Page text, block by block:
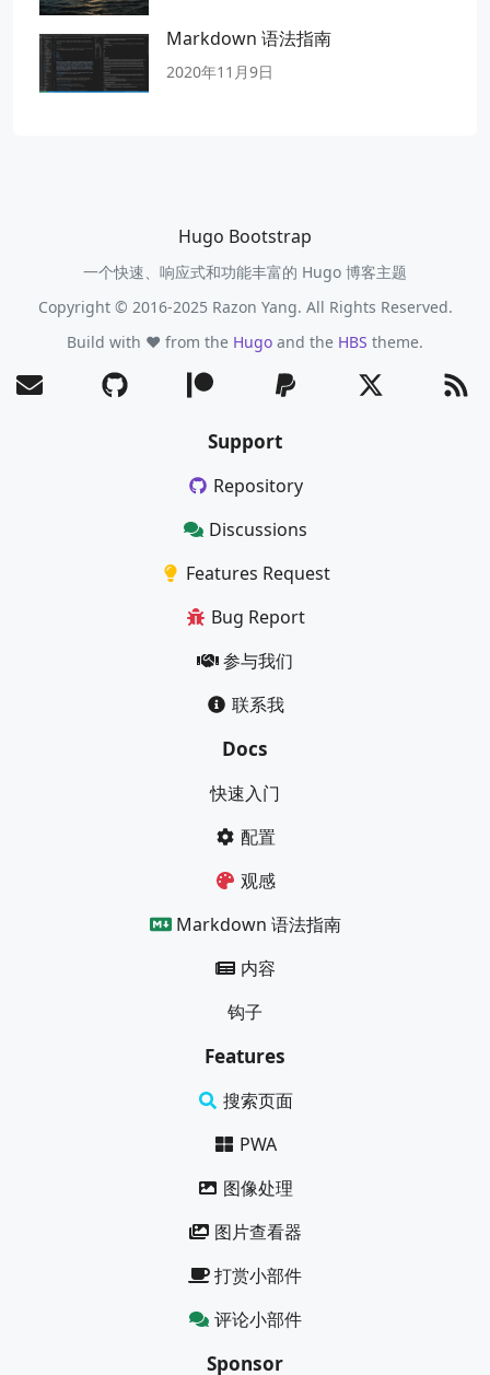
Markdown 语法指南
2020年11月9日
Hugo Bootstrap
一个快速、响应式和功能丰富的 Hugo 博客主题
Copyright © 2016-2025 Razon Yang. All Rights Reserved.
Build with ❤️ from the Hugo and the HBS theme.
Support
Repository
Discussions
Features Request
Bug Report
参与我们
联系我
Docs
快速入门
配置
观感
Markdown 语法指南
内容
钩子
Features
搜索页面
PWA
图像处理
图片查看器
打赏小部件
评论小部件
Sponsor